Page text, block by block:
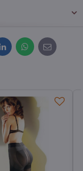
LinkedInWhatsApp
E-
mail